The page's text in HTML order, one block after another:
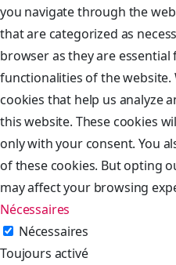
you navigate through the
that are categorized as
browser as they are
functionalities of the website.
cookies that help us analyze
this website. These cookies
only with your consent. You
of these cookies. But opting
may affect your browsing
Nécessaires
Nécessaires
Toujours activé